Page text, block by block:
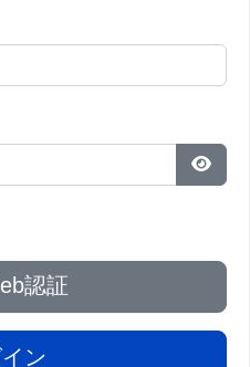
パス
認証
ン